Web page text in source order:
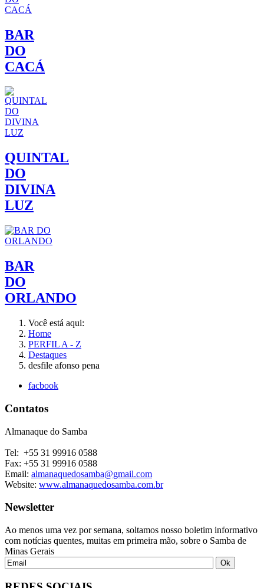
BAR
DO
CACÁ
QUINTAL
DO
DIVINA
LUZ
BAR
DO
ORLANDO
Você está aqui:
Home
PERFIL A - Z
Destaques
desfile afonso pena
facbook
Contatos
Almanaque do Samba
Tel: +55 31 99916 0588
Fax: +55 31 99916 0588
Email: almanaquedosamba@gmail.com
Website: www.almanaquedosamba.com.br
Newsletter
Ao menos uma vez por semana, soltamos nosso boletim informativo
com notícias quentes, muitas em primeira mão, sobre o Samba de
Minas Gerais